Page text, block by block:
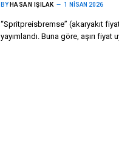
BY HASAN IŞILAK 1 NISAN 2026
“Spritpreisbremse” (akaryakıt
yayımlandı. Buna göre, aşırı fiyat